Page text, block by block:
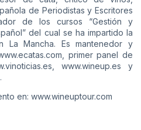
de Periodistas y Escritores
de los cursos “Gestión y
del cual se ha impartido la
La Mancha. Es mantenedor y
primer panel de
www.wineup.es y
en: www.wineuptour.com